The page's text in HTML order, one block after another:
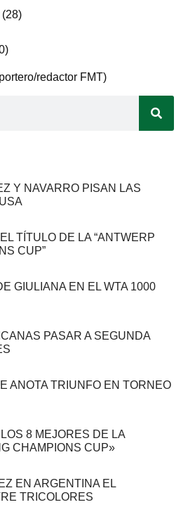
redactor FMT)
Y NAVARRO PISAN LAS
TÍTULO DE LA “ANTWERP
CUP”
GIULIANA EN EL WTA 1000
PASAR A SEGUNDA
ANOTA TRIUNFO EN TORNEO
8 MEJORES DE LA
CHAMPIONS CUP»
EN ARGENTINA EL
TRICOLORES